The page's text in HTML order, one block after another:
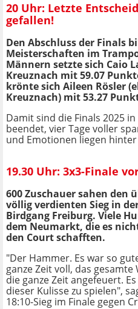
20 Uhr: Letzte
gefallen!
Den Abschluss der Finals
Meisterschaften im
Männern setzte sich Caio
Kreuznach mit 59.07
krönte sich Aileen Rösler
Kreuznach) mit 53.27
Damit sind die Finals 2025
beendet, vier Tage voller
und Emotionen liegen
19.30 Uhr: 3x3-Finale
600 Zuschauer sahen den
völlig verdienten Sieg in
Birdgang Freiburg. Viele
dem Neumarkt, die es
den Court schafften.
"Der Hammer. Es war so
ganze Zeit voll, das
die ganze Zeit angefeuert.
dieser Kulisse zu spielen",
18:10-Sieg im Finale gegen